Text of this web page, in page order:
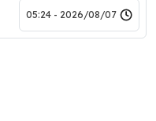
2026/08/07 - 05:24